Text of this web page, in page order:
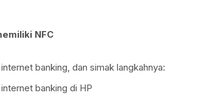
NFC
banking, dan simak langkahnya:
banking di HP